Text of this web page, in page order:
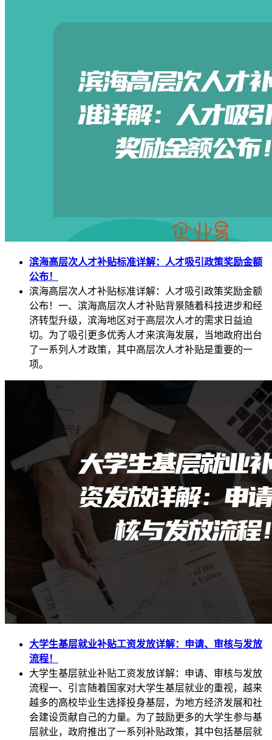
滨海高层次人才补贴标准详解：人才吸引政策奖励金额
公布！
滨海高层次人才补贴标准详解：人才吸引政策奖励金额
公布！一、滨海高层次人才补贴背景随着科技进步和经
济转型升级，滨海地区对于高层次人才的需求日益迫
切。为了吸引更多优秀人才来滨海发展，当地政府出台
了一系列人才政策，其中高层次人才补贴是重要的一
项。
大学生基层就业补贴工资发放详解：申请、审核与发放
流程！
大学生基层就业补贴工资发放详解：申请、审核与发放
流程一、引言随着国家对大学生基层就业的重视，越来
越多的高校毕业生选择投身基层，为地方经济发展和社
会建设贡献自己的力量。为了鼓励更多的大学生参与基
层就业，政府推出了一系列补贴政策，其中包括基层就